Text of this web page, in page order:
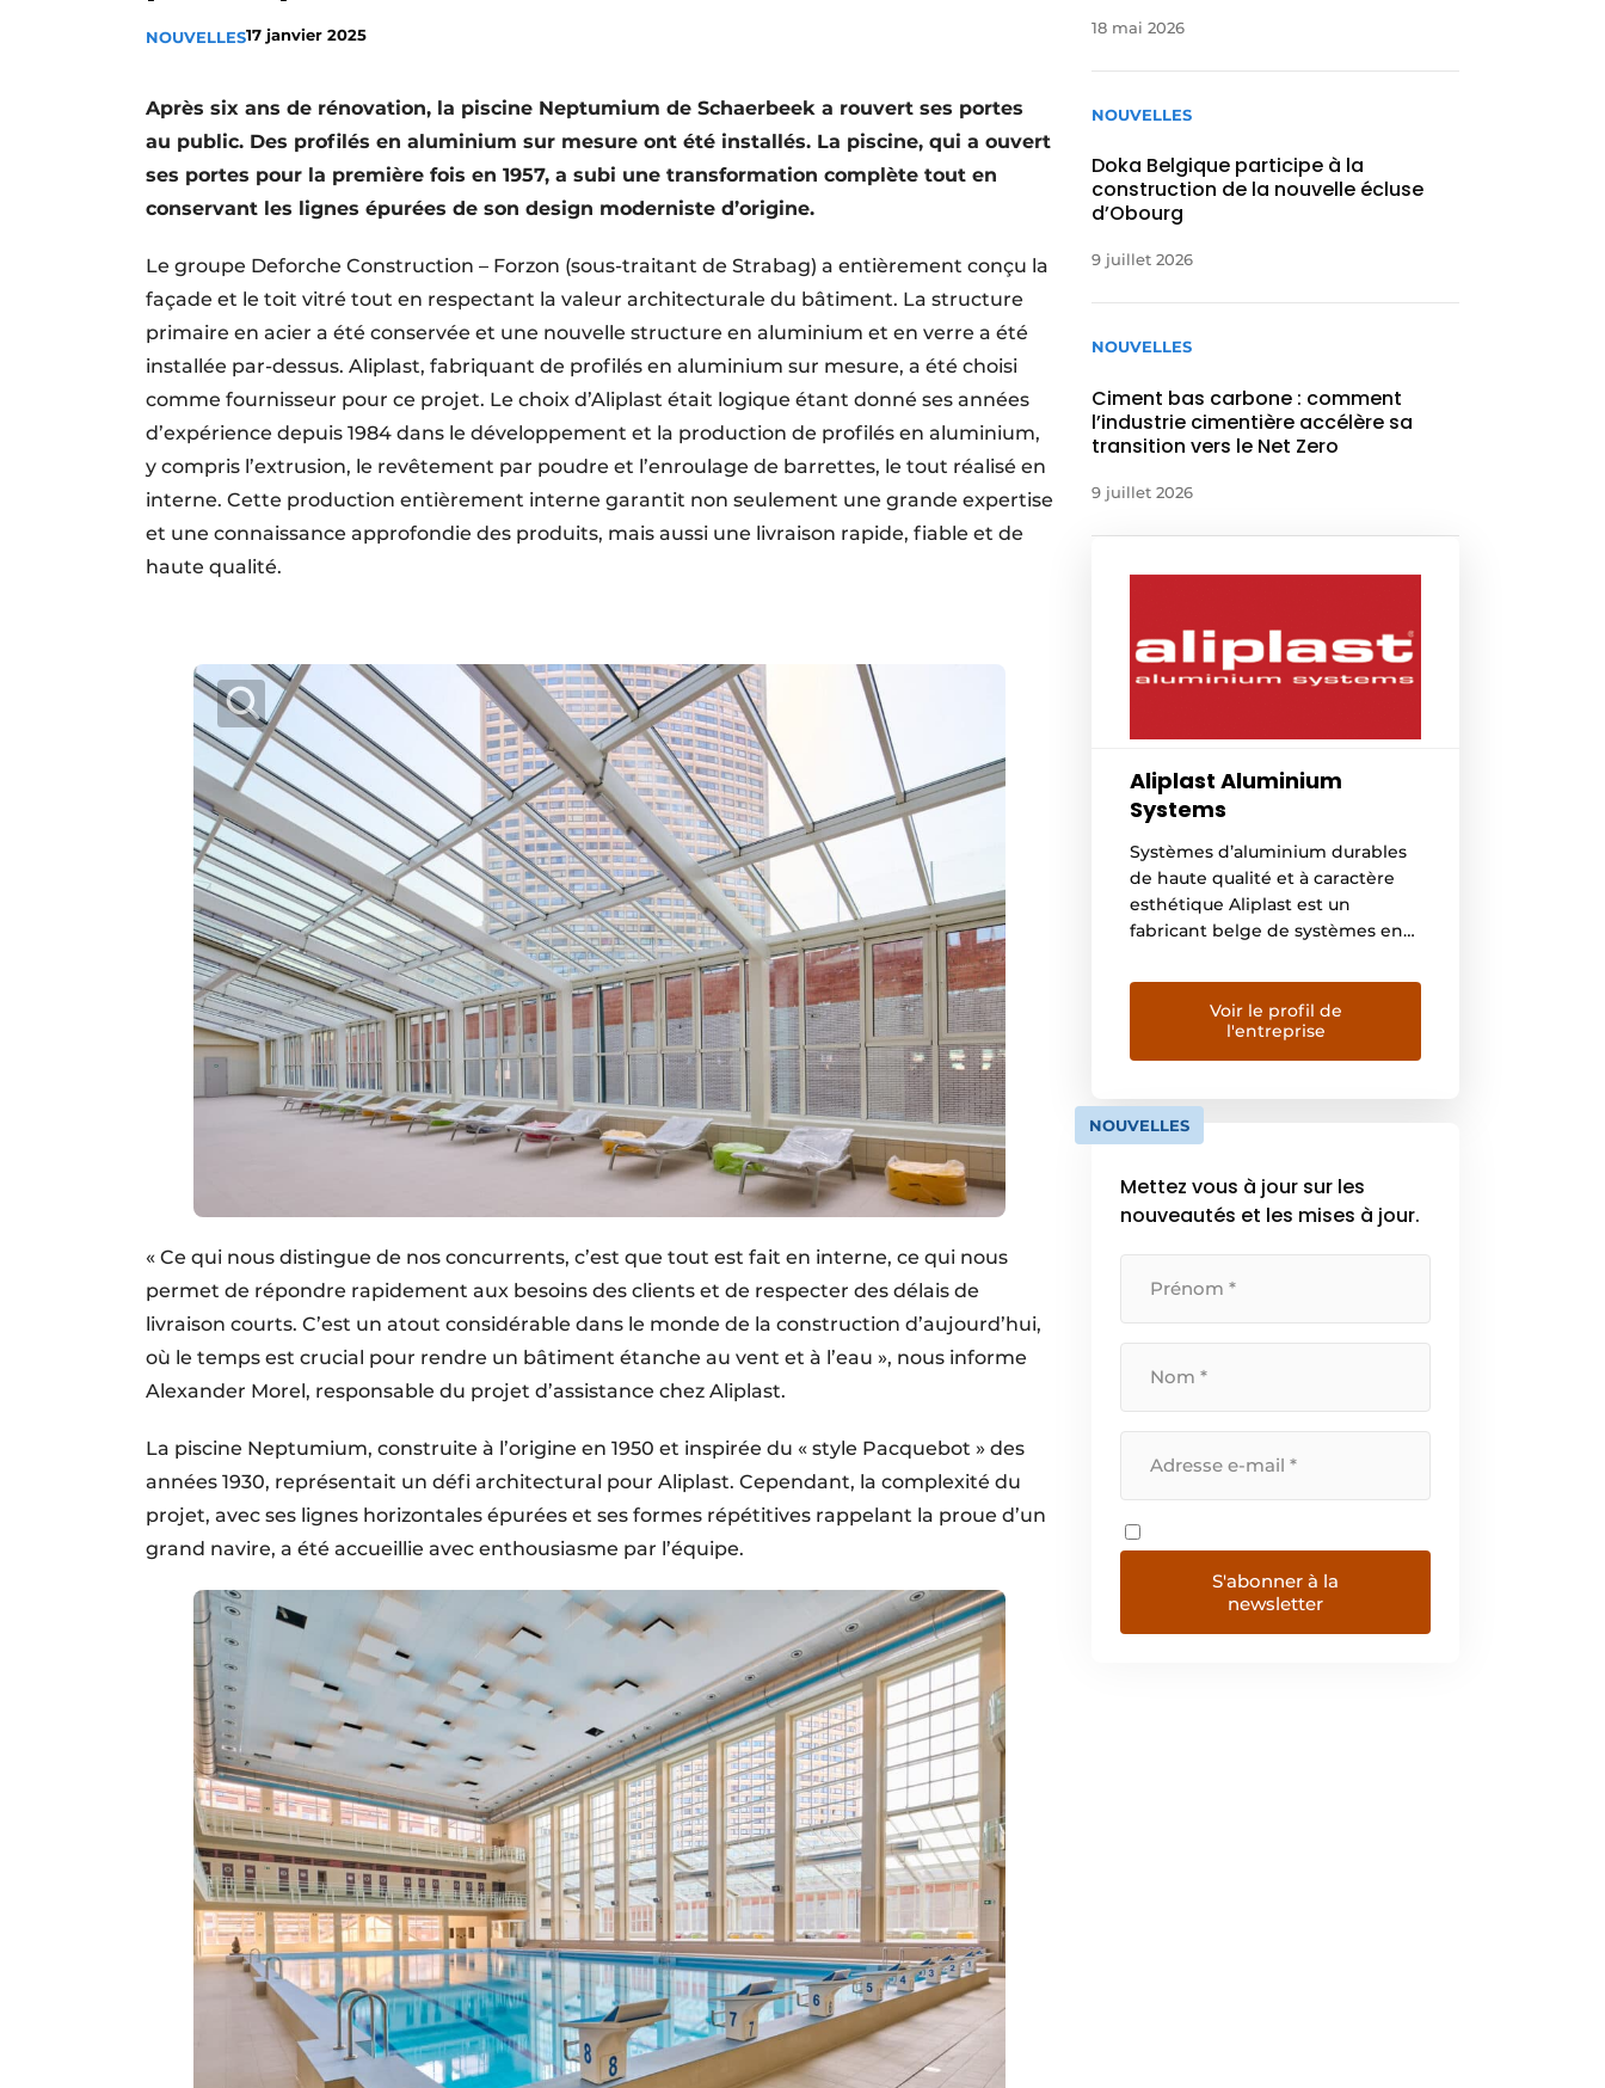
Termes et conditions
NOUVELLES17 janvier 2025
Après six ans de rénovation, la piscine Neptumium de Schaerbeek a rouvert ses portes
au public. Des profilés en aluminium sur mesure ont été installés. La piscine, qui a ouvert
ses portes pour la première fois en 1957, a subi une transformation complète tout en
conservant les lignes épurées de son design moderniste d’origine.
Le groupe Deforche Construction – Forzon (sous-traitant de Strabag) a entièrement conçu la
façade et le toit vitré tout en respectant la valeur architecturale du bâtiment. La structure
primaire en acier a été conservée et une nouvelle structure en aluminium et en verre a été
installée par-dessus. Aliplast, fabriquant de profilés en aluminium sur mesure, a été choisi
comme fournisseur pour ce projet. Le choix d’Aliplast était logique étant donné ses années
d’expérience depuis 1984 dans le développement et la production de profilés en aluminium,
y compris l’extrusion, le revêtement par poudre et l’enroulage de barrettes, le tout réalisé en
interne. Cette production entièrement interne garantit non seulement une grande expertise
et une connaissance approfondie des produits, mais aussi une livraison rapide, fiable et de
haute qualité.
« Ce qui nous distingue de nos concurrents, c’est que tout est fait en interne, ce qui nous
permet de répondre rapidement aux besoins des clients et de respecter des délais de
livraison courts. C’est un atout considérable dans le monde de la construction d’aujourd’hui,
où le temps est crucial pour rendre un bâtiment étanche au vent et à l’eau », nous informe
Alexander Morel, responsable du projet d’assistance chez Aliplast.
La piscine Neptumium, construite à l’origine en 1950 et inspirée du « style Pacquebot » des
années 1930, représentait un défi architectural pour Aliplast. Cependant, la complexité du
projet, avec ses lignes horizontales épurées et ses formes répétitives rappelant la proue d’un
grand navire, a été accueillie avec enthousiasme par l’équipe.
18 mai 2026
NOUVELLES
Doka Belgique participe à la
construction de la nouvelle écluse
d’Obourg
9 juillet 2026
NOUVELLES
Ciment bas carbone : comment
l’industrie cimentière accélère sa
transition vers le Net Zero
9 juillet 2026
Aliplast Aluminium
Systems
Systèmes d’aluminium durables
de haute qualité et à caractère
esthétique Aliplast est un
fabricant belge de systèmes en
qualité pour les fenêtres, les
portes, les fenêtres coulissantes,
les vérandas, les revêtements de
façade et les façades en verre.
murs intérieurs, il existe
également toute […]
Voir le profil de
l'entreprise
NOUVELLES
Mettez vous à jour sur les
nouveautés et les mises à jour.
S'abonner à la
newsletter